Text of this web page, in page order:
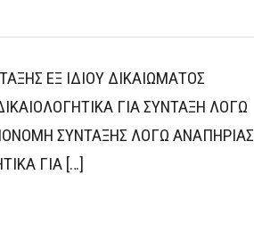
ΕΞ ΙΔΙΟΥ ΔΙΚΑΙΩΜΑΤΟΣ
ΓΙΑ ΣΥΝΤΑΞΗ ΛΟΓΩ
ΣΥΝΤΑΞΗΣ ΛΟΓΩ ΑΝΑΠΗΡΙΑΣ
ΓΙΑ […]